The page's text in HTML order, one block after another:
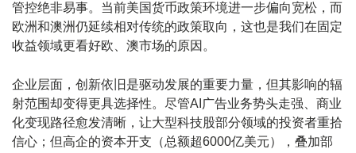
管控绝非易事。当前美国货币政策环境进一步偏向宽松，而
欧洲和澳洲仍延续相对传统的政策取向，这也是我们在固定
收益领域更看好欧、澳市场的原因。
企业层面，创新依旧是驱动发展的重要力量，但其影响的辐
射范围却变得更具选择性。尽管AI 广告业务势头走强、商业
化变现路径愈发清晰，让大型科技股部分领域的投资者重拾
信心；但高企的资本开支（总额超6000亿美元），叠加部